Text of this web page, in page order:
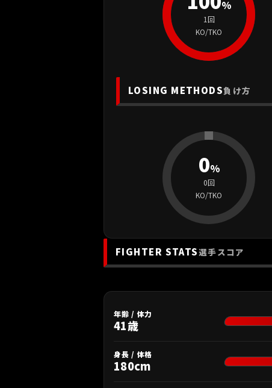
%
1回
KO/TKO
LOSING METHODS負け方
0%
0回
KO/TKO
FIGHTER STATS選手スコア
年齢 / 体力
41歳
身長 / 体格
180cm